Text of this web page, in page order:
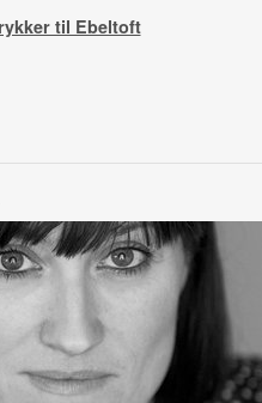
til Ebeltoft